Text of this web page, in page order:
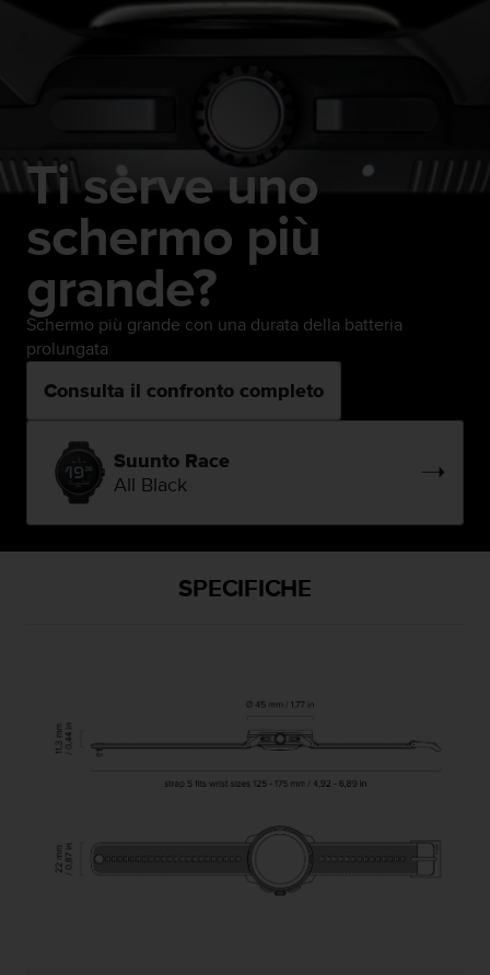
Ti serve uno
schermo più
grande?
Schermo più grande con una durata della batteria
prolungata
Consulta il confronto completo
Suunto Race
All Black
SPECIFICHE